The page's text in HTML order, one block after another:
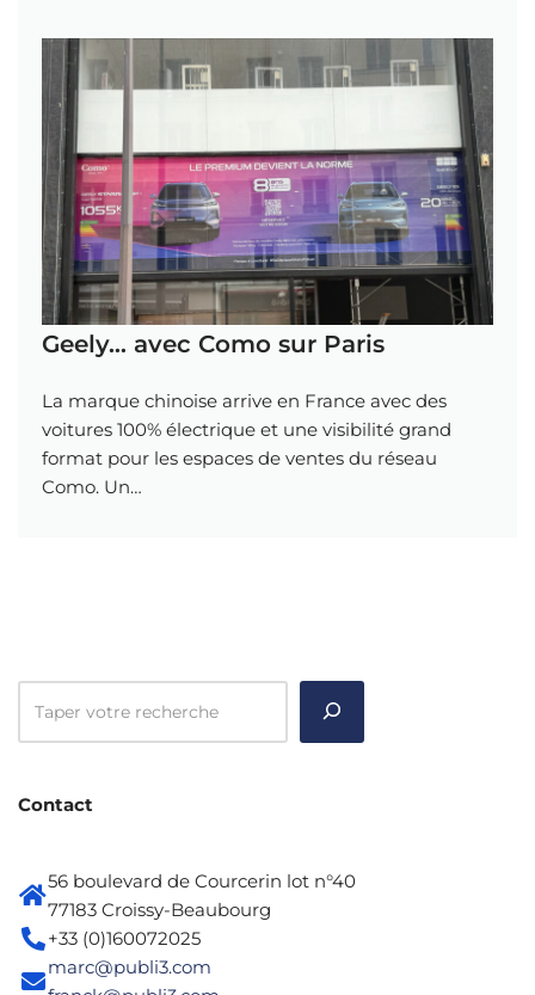
Geely… avec Como sur Paris
La marque chinoise arrive en France avec des
voitures 100% électrique et une visibilité grand
format pour les espaces de ventes du réseau
Como. Un…
Contact
56 boulevard de Courcerin lot n°40
77183 Croissy-Beaubourg
+33 (0)160072025
marc@publi3.com